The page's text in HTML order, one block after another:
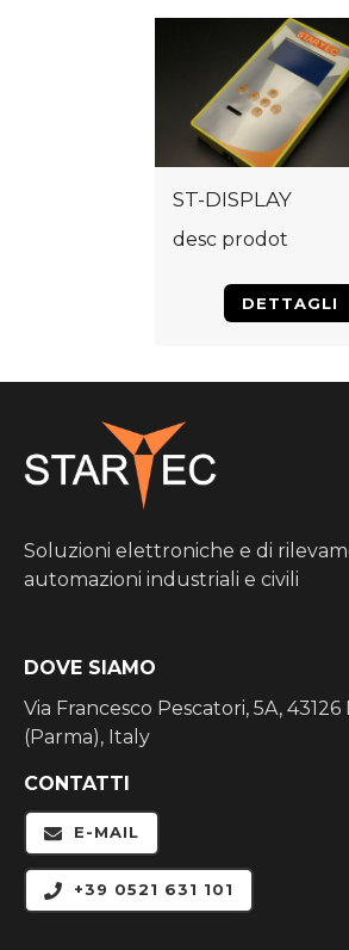
ST-DISPLAY
desc prodot
DETTAGLI
Soluzioni elettroniche e di
automazioni industriali e civili
DOVE SIAMO
Via Francesco Pescatori, 5A,
(Parma), Italy
CONTATTI
E-MAIL
+39 0521 631 101